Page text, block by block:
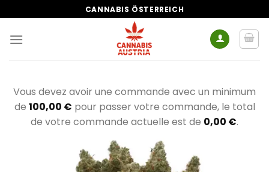
Inhalt
springen
CANNABIS ÖSTERREICH
Vous devez avoir une commande avec un minimum
de 100,00 € pour passer votre commande, le total
de votre commande actuelle est de 0,00 €.